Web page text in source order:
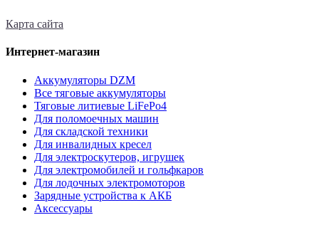
Карта сайта
Интернет-магазин
Аккумуляторы DZM
Все тяговые аккумуляторы
Тяговые литиевые LiFePo4
Для поломоечных машин
Для складской техники
Для инвалидных кресел
Для электроскутеров, игрушек
Для электромобилей и гольфкаров
Для лодочных электромоторов
Зарядные устройства к АКБ
Аксессуары